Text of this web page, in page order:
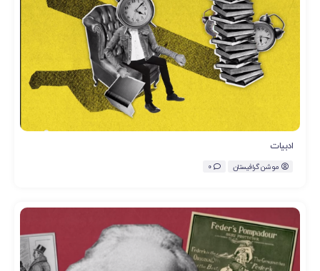
ادبیات
موشن گرافیستان 0